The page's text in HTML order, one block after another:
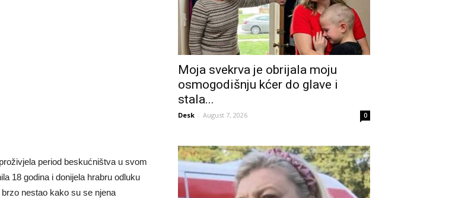
period beskućništva u svom
18 godina i donijela hrabru odluku
nestao kako su se njena
Moja svekrva je obrijala moju
osmogodišnju kćer do glave i
stala...
Desk - August 7, 2026 0